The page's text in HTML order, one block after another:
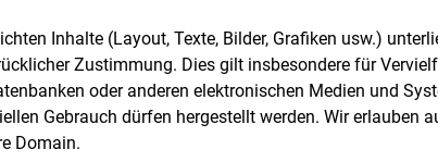
Inhalte (Layout, Texte, Bilder, Grafiken usw.)
Zustimmung. Dies gilt insbesondere für
oder anderen elektronischen Medien und
Gebrauch dürfen hergestellt werden. Wir erlauben
Domain.